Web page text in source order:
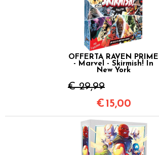
OFFERTA RAVEN PRIME
- Marvel - Skirmish! In
New York
€ 29,99
€ 15,00